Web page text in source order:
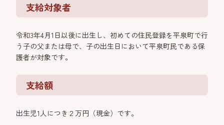
支給対象者
令和3年4月1日以後に出生し、初めての住民登録を平泉町で行
う子の父または母で、子の出生日において平泉町民である保
護者が対象です。
支給額
出生児1人につき２万円（現金）です。